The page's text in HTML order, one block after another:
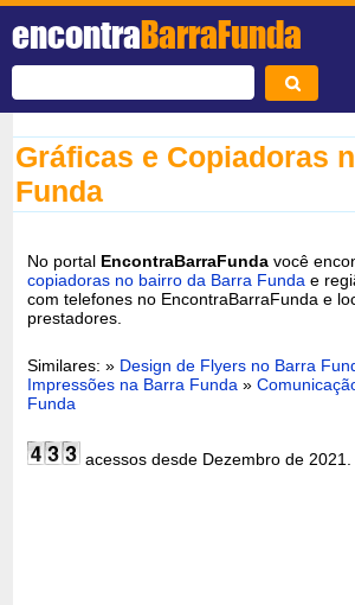
encontraBarraFunda
Gráficas e Copiadoras
Funda
No portal EncontraBarraFunda você
copiadoras no bairro da Barra Funda e
com telefones no EncontraBarraFunda e
prestadores.
Similares: » Design de Flyers no Barra
Impressões na Barra Funda »
Funda
acessos desde Dezembro de 2021.